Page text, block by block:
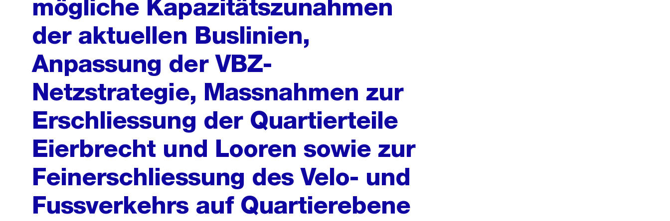
mögliche Kapazitätszunahmen
der aktuellen Buslinien,
Anpassung der VBZ-
Netzstrategie, Massnahmen zur
Erschliessung der Quartierteile
Eierbrecht und Looren sowie zur
Feinerschliessung des Velo- und
Fussverkehrs auf Quartierebene